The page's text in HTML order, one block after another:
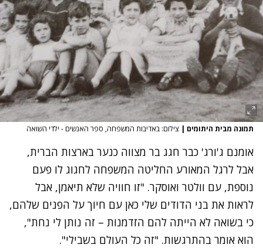
תמונה מבית היתומים | צילום: באדיבות המשפחה, ספר האנשים - ילדי השואה
אומנם ג'ורג' כבר חגג בר מצווה כנער בארצות הברית,
אבל לרגל המאורע החליטה המשפחה לחגוג לו פעם
נוספת, עם וולטר ואוסקר. "זו חוויה שלא תיאמן, אבל
לראות את בני הדודים שלי כאן עם חיוך על הפנים שלהם,
כי בשואה לא הייתה להם הזדמנות – זה נותן לי נחת",
הוא אומר בהתרגשות. "זה כל העולם בשבילי".